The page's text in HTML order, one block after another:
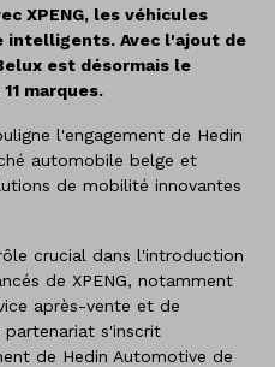
XPENG, les véhicules
intelligents. Avec l'ajout de
est désormais le
marques.
l'engagement de Hedin
automobile belge et
de mobilité innovantes
crucial dans l'introduction
de XPENG, notamment
après-vente et de
partenariat s'inscrit
de Hedin Automotive de